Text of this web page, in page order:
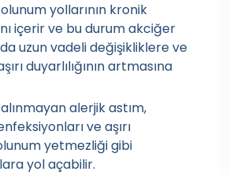
yollarının kronik
içerir ve bu durum akciğer
uzun vadeli değişikliklere ve
duyarlılığının artmasına
alerjik astım,
ve aşırı
yetmezliği gibi
yol açabilir.